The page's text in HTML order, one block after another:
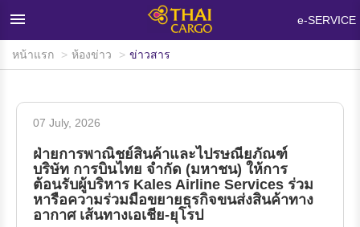
×
หน้าแรก
เครือข่ายและอุปกรณ์บรรทุกสินค้า
ห้องข่าว
ข้อมูลสนับสนุน
e-SERVICE
หน้าแรก ห้องข่าว ข่าวสาร
07 July, 2026
ฝ่ายการพาณิชย์สินค้าและไปรษณียภัณฑ์
บริษัท การบินไทย จำกัด (มหาชน) ให้การ
ต้อนรับผู้บริหาร Kales Airline Services ร่วม
หารือความร่วมมือขยายธุรกิจขนส่งสินค้าทาง
อากาศ เส้นทางเอเชีย-ยุโรป